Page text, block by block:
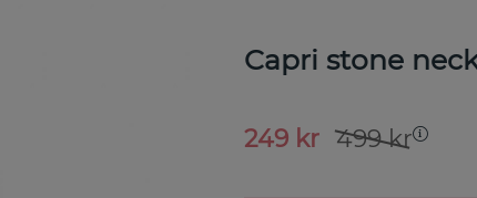
Capri stone
499kr
249 kr